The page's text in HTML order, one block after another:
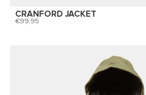
CRANFORD JACKET
99,95